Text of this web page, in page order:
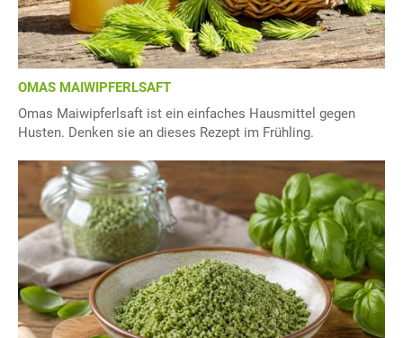
OMAS MAIWIPFERLSAFT
Omas Maiwipferlsaft ist ein einfaches Hausmittel gegen
Husten. Denken sie an dieses Rezept im Frühling.